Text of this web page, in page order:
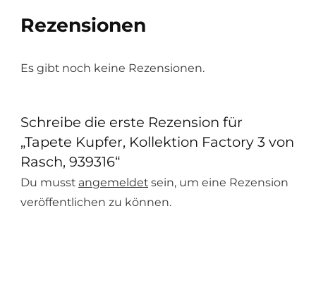
Rezensionen
Es gibt noch keine Rezensionen.
Schreibe die erste Rezension für
„Tapete Kupfer, Kollektion Factory 3 von
Rasch, 939316“
Du musst angemeldet sein, um eine Rezension
veröffentlichen zu können.